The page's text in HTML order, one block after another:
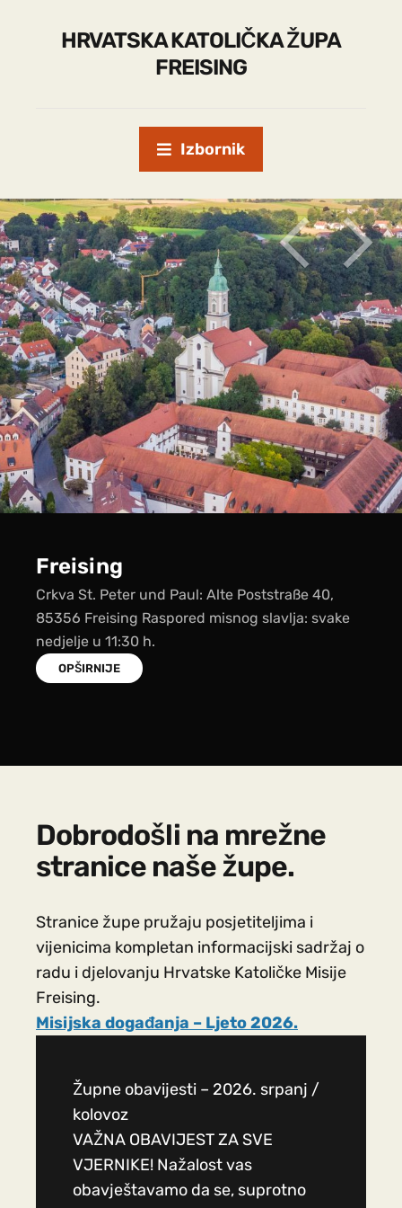
HRVATSKA KATOLIČKA ŽUPA
FREISING
Izbornik
Dachau
Crkva: Hl. Kreuz, Sudetenlandstraße 62, 85221
Dachau Raspored misnog slavlja: svake nedjelje
u 13:00 h
OPŠIRNIJE
Dobrodošli na mrežne
stranice naše župe.
Stranice župe pružaju posjetiteljima i
vijenicima kompletan informacijski sadržaj o
radu i djelovanju Hrvatske Katoličke Misije
Freising.
Misijska događanja – Ljeto 2026.
Župne obavijesti – 2026. srpanj /
kolovoz
VAŽNA OBAVIJEST ZA SVE
VJERNIKE! Nažalost vas
obavještavamo da se, suprotno